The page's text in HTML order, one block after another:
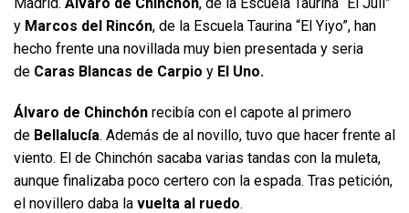
y Marcos del Rincón, de la Escuela Taurina “El Yiyo”, han
hecho frente una novillada muy bien presentada y seria
de Caras Blancas de Carpio y El Uno.
Álvaro de Chinchón recibía con el capote al primero
de Bellalucía. Además de al novillo, tuvo que hacer frente al
viento. El de Chinchón sacaba varias tandas con la muleta,
aunque finalizaba poco certero con la espada. Tras petición,
el novillero daba la vuelta al ruedo.